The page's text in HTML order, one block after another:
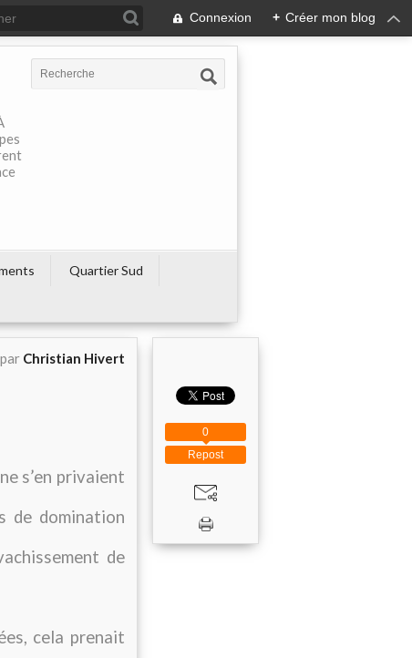
Connexion + Créer mon blog
Quartier Sud
Christian Hivert
s’en privaient
de domination
de
cela prenait
Repost
0